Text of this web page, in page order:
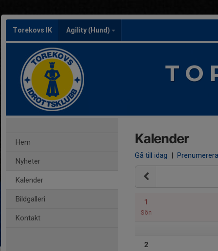
Torekovs IK Agility (Hund)
T O
Hem
Nyheter
Kalender
Bildgalleri
Kontakt
Kalender
Gå till idag | Prenumerera
1
Sön
2